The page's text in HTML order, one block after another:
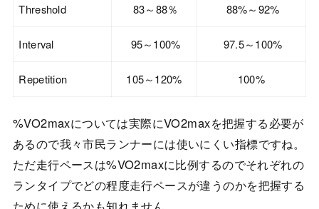
Threshold 83～88％ 88%～92%
Interval 95～100% 97.5～100%
Repetition 105～120% 100%
%VO2maxについては実際にVO2maxを把握する必要が
あるので我々市民ランナーには使いにくい指標ですね。
ただ走行ペースは%VO2maxに比例するのでそれぞれの
ランタイプでどの程度走行ペースが違うのかを把握する
ために使えるかも知れません。